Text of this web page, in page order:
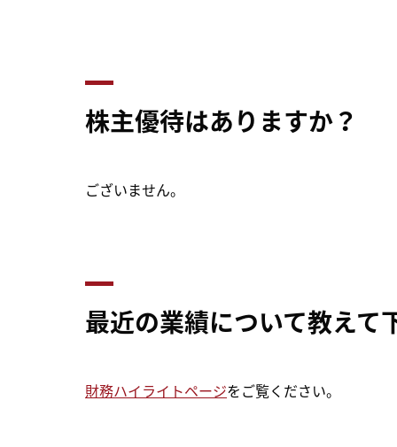
株主優待はありますか？
ございません。
最近の業績について教えて
財務ハイライトページをご覧ください。